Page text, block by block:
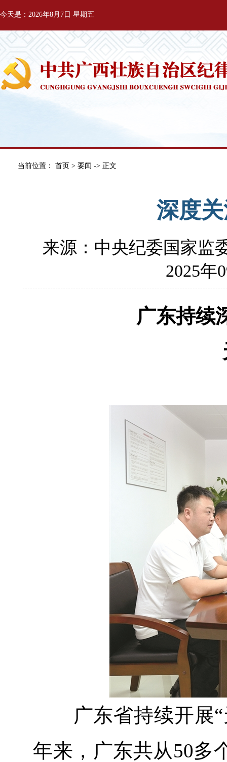
今天是：2026年8月7日 星期五
当前位置： 首页 > 要闻 -> 正文
深度
来源：中央纪委国家监
2025年
广东持续
广东省持续开展“
年来，广东共从50多